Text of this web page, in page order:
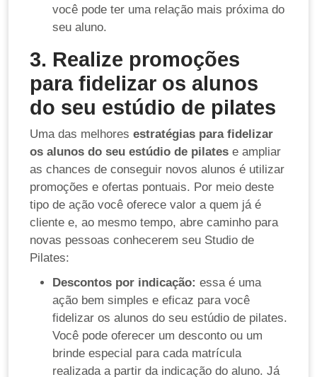
você pode ter uma relação mais próxima do
seu aluno.
3. Realize promoções
para fidelizar os alunos
do seu estúdio de pilates
Uma das melhores estratégias para fidelizar
os alunos do seu estúdio de pilates e ampliar
as chances de conseguir novos alunos é utilizar
promoções e ofertas pontuais. Por meio deste
tipo de ação você oferece valor a quem já é
cliente e, ao mesmo tempo, abre caminho para
novas pessoas conhecerem seu Studio de
Pilates:
Descontos por indicação: essa é uma
ação bem simples e eficaz para você
fidelizar os alunos do seu estúdio de pilates.
Você pode oferecer um desconto ou um
brinde especial para cada matrícula
realizada a partir da indicação do aluno. Já